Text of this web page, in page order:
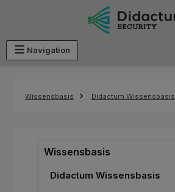
Zum Hauptinhalt springen
Navigation
Wissensbasis Didactum Wissensbasis
Wissensbasis
Didactum Wissensbasis